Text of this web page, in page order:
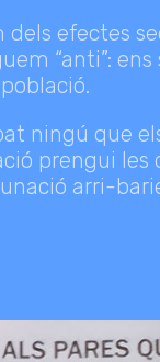
efectes
“anti”:
ningú que
prengui les
arri-